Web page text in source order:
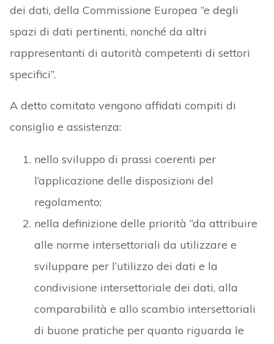
dei dati, della Commissione Europea “e degli
spazi di dati pertinenti, nonché da altri
rappresentanti di autorità competenti di settori
specifici”.
A detto comitato vengono affidati compiti di
consiglio e assistenza:
nello sviluppo di prassi coerenti per
l’applicazione delle disposizioni del
regolamento;
nella definizione delle priorità “da attribuire
alle norme intersettoriali da utilizzare e
sviluppare per l’utilizzo dei dati e la
condivisione intersettoriale dei dati, alla
comparabilità e allo scambio intersettoriali
di buone pratiche per quanto riguarda le